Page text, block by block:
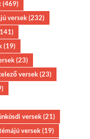
(469)
versek(232)
(19)
(23)
versek(23)
versek(21)
versek(19)